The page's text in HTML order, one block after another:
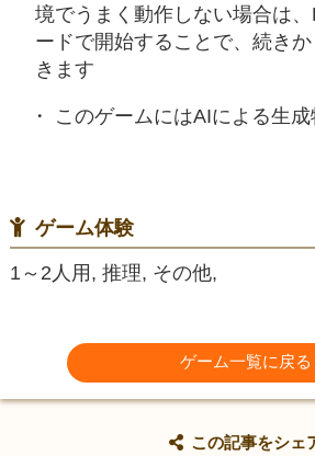
境でうまく動作しない場合は
ードで開始することで、続き
きます
このゲームにはAIによる生
ゲーム体験
1～2人用, 推理, その他,
ゲーム一覧に戻る
この記事をシェ